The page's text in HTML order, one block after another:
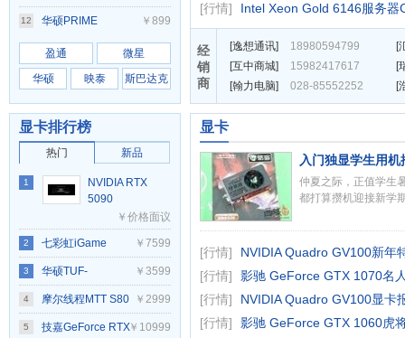
WIFI
DDR4
华硕PRIME
B660M-K D4
12 ￥899
盈通
微星
华硕
映泰 斯巴达克
Intel Xeon Gold 6146服务器
[行情]
经
销
商
[逸想通讯] 18980594799 [
[互中商城] 15982417617 [
[翰力电脑] 028-85552252 [
显卡排行榜
热门 新品
NVIDIA RTX
5090
1
￥价格面议
七彩虹iGame
GeForce RTX
5070 Ti Ultra W
OC 16GB
2 ￥7599
华硕TUF-
RTX4060TI-O8G-
GAMING
3 ￥3599
摩尔线程MTT S80
4 ￥2999
技嘉GeForce RTX
5 ￥10999
显卡
入门独显学生用机
仲夏之际，正值学生
都打算攒机迎接新
NVIDIA Quadro GV100新年
[行情]
影驰 GeForce GTX 1070名
[行情]
NVIDIA Quadro GV100显卡
[行情]
影驰 GeForce GTX 1060虎
[行情]